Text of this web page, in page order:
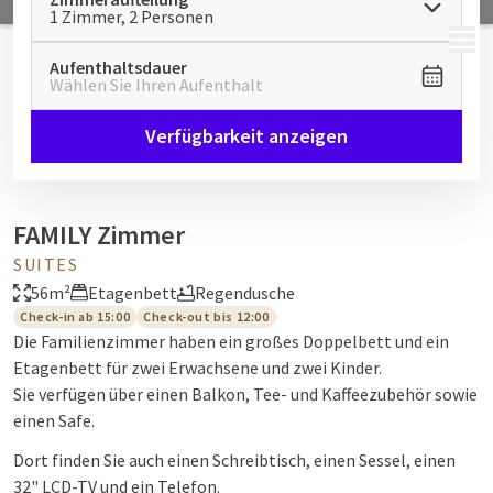
MENÜ
1 Zimmer, 2 Personen
Aufenthaltsdauer
Wählen Sie Ihren Aufenthalt
Verfügbarkeit anzeigen
FAMILY Zimmer
SUITES
56m²
Etagenbett Regendusche
Check-in ab 15:00 Check-out bis 12:00
Die Familienzimmer haben ein großes Doppelbett und ein
Etagenbett für zwei Erwachsene und zwei Kinder.
Sie verfügen über einen Balkon, Tee- und Kaffeezubehör sowie
einen Safe.
Dort finden Sie auch einen Schreibtisch, einen Sessel, einen
32" LCD-TV und ein Telefon.